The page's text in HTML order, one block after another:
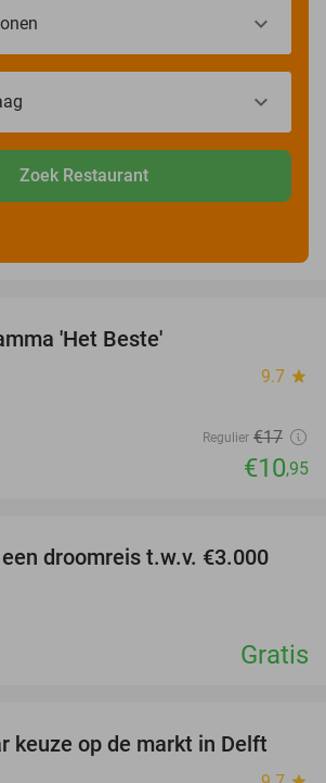
Zoek Restaurant
'Het Beste'
9.7 star
Regulier €17
€10,95
droomreis t.w.v. €3.000
Gratis
50%
keuze op de markt in Delft